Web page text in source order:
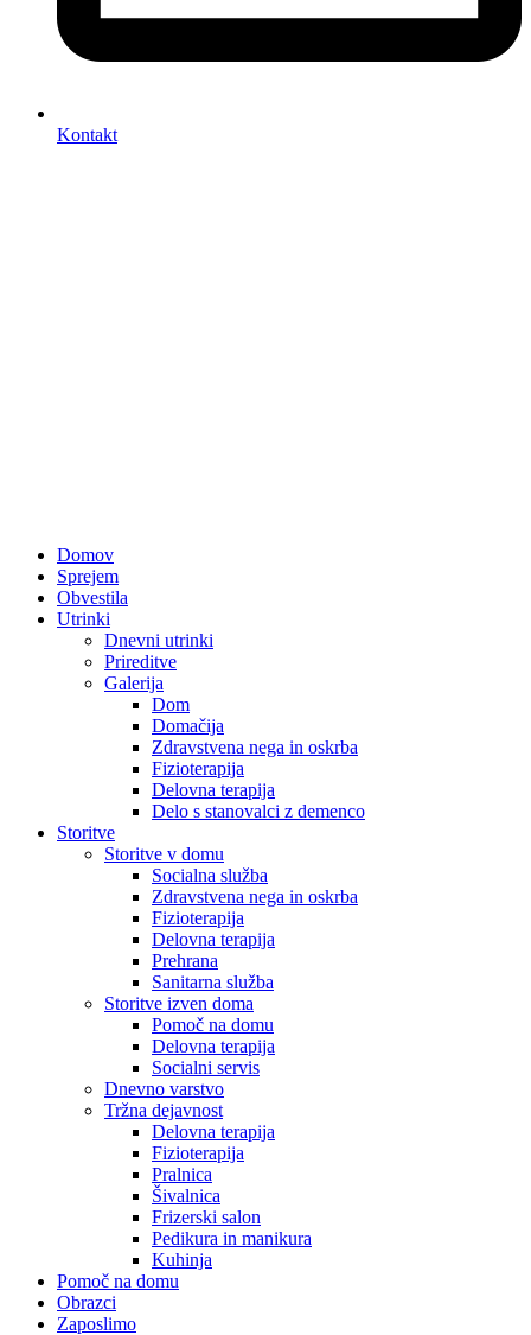
Kontakt
Domov
Sprejem
Obvestila
Utrinki
Dnevni utrinki
Prireditve
Galerija
Dom
Domačija
Zdravstvena nega in oskrba
Fizioterapija
Delovna terapija
Delo s stanovalci z demenco
Storitve
Storitve v domu
Socialna služba
Zdravstvena nega in oskrba
Fizioterapija
Delovna terapija
Prehrana
Sanitarna služba
Storitve izven doma
Pomoč na domu
Delovna terapija
Socialni servis
Dnevno varstvo
Tržna dejavnost
Delovna terapija
Fizioterapija
Pralnica
Šivalnica
Frizerski salon
Pedikura in manikura
Kuhinja
Pomoč na domu
Obrazci
Zaposlimo